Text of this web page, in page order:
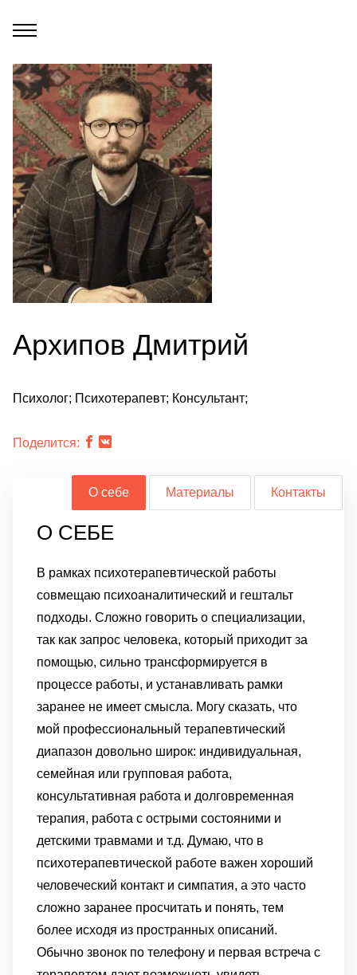
Архипов Дмитрий
Психолог; Психотерапевт; Консультант;
Поделится:
О себе Материалы Контакты
О СЕБЕ
В рамках психотерапевтической работы
совмещаю психоаналитический и гештальт
подходы. Сложно говорить о специализации,
так как запрос человека, который приходит за
помощью, сильно трансформируется в
процессе работы, и устанавливать рамки
заранее не имеет смысла. Могу сказать, что
мой профессиональный терапевтический
диапазон довольно широк: индивидуальная,
семейная или групповая работа,
консультативная работа и долговременная
терапия, работа с острыми состояними и
детскими травмами и т.д. Думаю, что в
психотерапевтической работе важен хороший
человеческий контакт и симпатия, а это часто
сложно заранее просчитать и понять, тем
более исходя из пространных описаний.
Обычно звонок по телефону и первая встреча с